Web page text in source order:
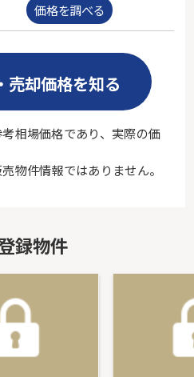
価格を調べる
売却価格を知る
相場価格であり、実際の価
物件情報ではありません。
録物件